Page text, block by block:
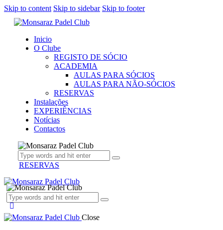
Skip to content Skip to sidebar Skip to footer
Inicio
O Clube
REGISTO DE SÓCIO
ACADEMIA
AULAS PARA SÓCIOS
AULAS PARA NÃO-SÓCIOS
RESERVAS
Instalações
EXPERIÊNCIAS
Notícias
Contactos
RESERVAS
Close